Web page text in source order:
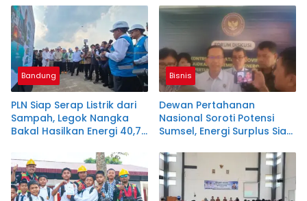
Bandung
PLN Siap Serap Listrik dari
Sampah, Legok Nangka
Bakal Hasilkan Energi 40,79
Bisnis
Dewan Pertahanan
Nasional Soroti Potensi
Sumsel, Energi Surplus Siap